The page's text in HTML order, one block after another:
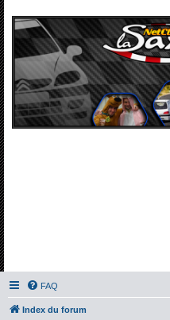
FAQ
Index du forum